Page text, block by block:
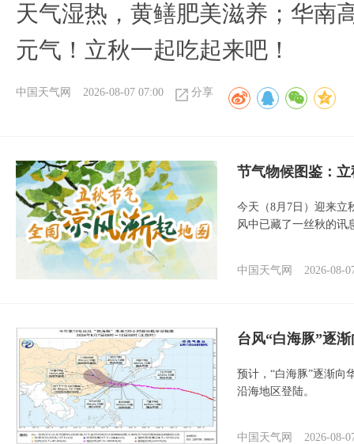
天气湿热，黄鳝肥美滋养；华南
元气！立秋一起吃起来吧！
中国天气网 2026-08-07 07:00 分享
节气物候图鉴：
今天（8月7日）迎来立
风中已藏了一丝秋的讯
中国天气网 2026-08-
台风“白海豚”逐
预计，“白海豚”逐渐向
沿海地区登陆。
中国天气网 2026-08-